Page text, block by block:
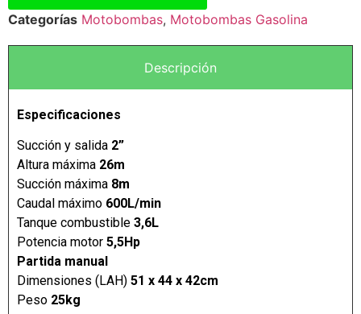
Categorías Motobombas, Motobombas Gasolina
Descripción
Especificaciones
Succión y salida 2”
Altura máxima 26m
Succión máxima 8m
Caudal máximo 600L/min
Tanque combustible 3,6L
Potencia motor 5,5Hp
Partida manual
Dimensiones (LAH) 51 x 44 x 42cm
Peso 25kg